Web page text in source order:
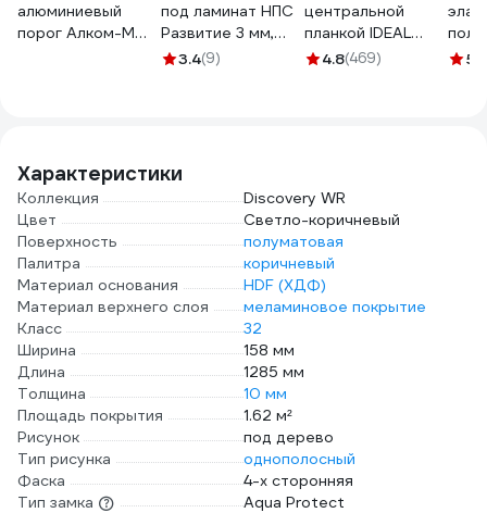
алюминиевый
порог Алком-М
под ламинат НПС
Развитие 3 мм,
S=12 кв. м
3.4(9)
центральной
планкой IDEAL
Классик 55 мм, 2.2
4.8(469) 5
Характеристики
Коллекция
Discovery WR
Цвет
Светло-коричневый
Поверхность
полуматовая
Палитра
коричневый
Материал основания
HDF (ХДФ)
Материал верхнего слоя
меламиновое покрытие
Класс
32
Ширина
158 мм
Длина
1285 мм
Толщина
10 мм
Площадь покрытия
1.62 м²
Рисунок
под дерево
Тип рисунка
однополосный
Фаска
4-х сторонняя
Тип замка
Aqua Protect